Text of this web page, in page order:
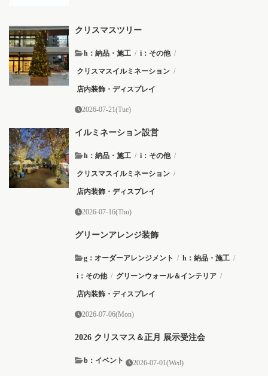
クリスマスツリー
h：納品・施工 / i：その他 /
クリスマスイルミネーション /
店内装飾・ディスプレイ
2026-07-21(Tue)
イルミネーション設営
h：納品・施工 / i：その他 /
クリスマスイルミネーション /
店内装飾・ディスプレイ
2026-07-16(Thu)
グリーンアレンジ装飾
g：オーダーアレンジメント / h：納品・施工 /
i：その他 / グリーンウォール＆インテリア /
店内装飾・ディスプレイ
2026-07-06(Mon)
2026 クリスマス＆正月 展示受注会
b：イベント 2026-07-01(Wed)